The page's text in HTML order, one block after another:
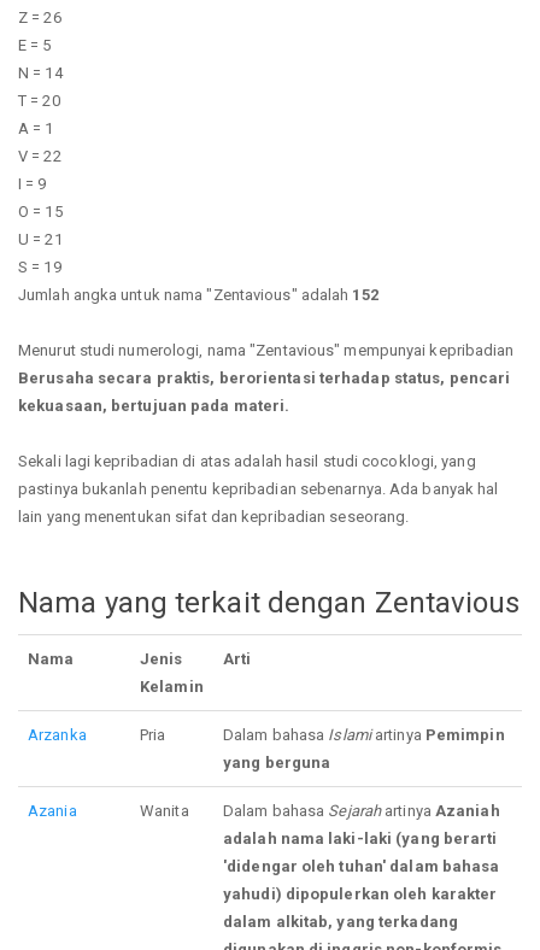
Z = 26
E = 5
N = 14
T = 20
A = 1
V = 22
I = 9
O = 15
U = 21
S = 19
Jumlah angka untuk nama "Zentavious" adalah 152
Menurut studi numerologi, nama "Zentavious" mempunyai kepribadian
Berusaha secara praktis, berorientasi terhadap status, pencari
kekuasaan, bertujuan pada materi.
Sekali lagi kepribadian di atas adalah hasil studi cocoklogi, yang
pastinya bukanlah penentu kepribadian sebenarnya. Ada banyak hal
lain yang menentukan sifat dan kepribadian seseorang.
Nama yang terkait dengan Zentavious
Nama
Jenis
Kelamin
Arti
Arzanka Pria Dalam bahasa Islamiartinya Pemimpin
yang berguna
Azania Wanita Dalam bahasa Sejarahartinya Azaniah
adalah nama laki-laki (yang berarti
'didengar oleh tuhan' dalam bahasa
yahudi) dipopulerkan oleh karakter
dalam alkitab, yang terkadang